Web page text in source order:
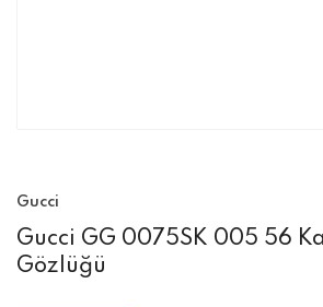
Gucci
Gucci GG 0075SK 005 56
Gözlüğü